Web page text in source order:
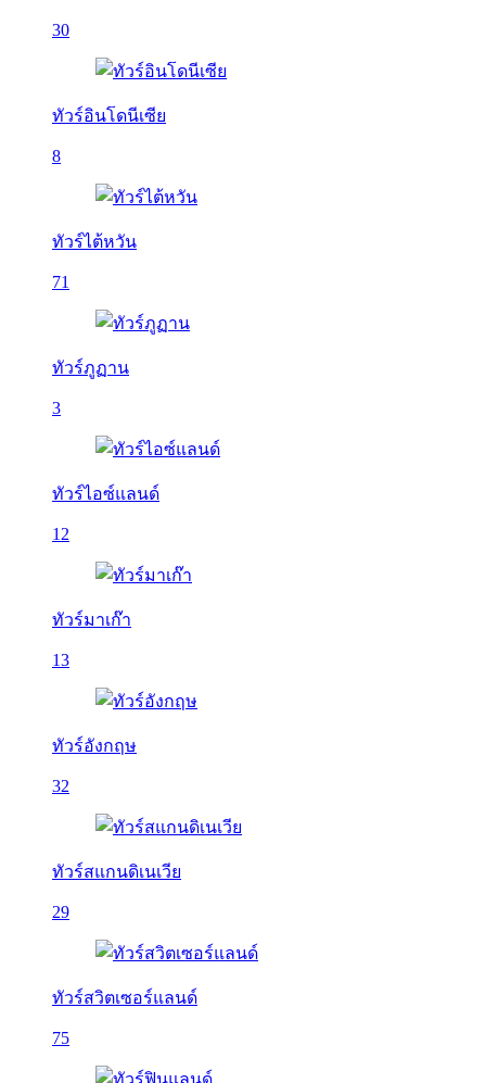
30
ทัวร์อินโดนีเซีย
8
ทัวร์ไต้หวัน
71
ทัวร์ภูฏาน
3
ทัวร์ไอซ์แลนด์
12
ทัวร์มาเก๊า
13
ทัวร์อังกฤษ
32
ทัวร์สแกนดิเนเวีย
29
ทัวร์สวิตเซอร์แลนด์
75